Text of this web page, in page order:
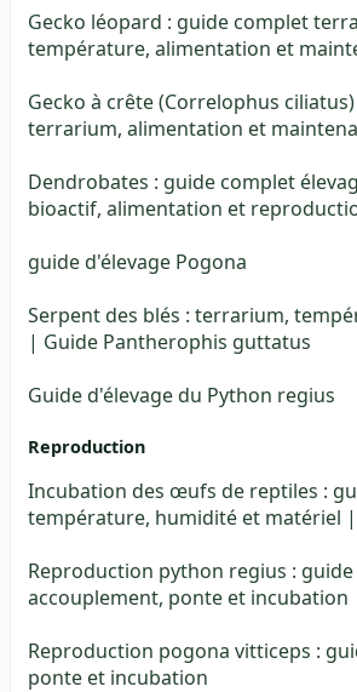
Gecko léopard : guide complet
température, alimentation et
Gecko à crête (Correlophus
terrarium, alimentation et
Dendrobates : guide complet
bioactif, alimentation et
guide d'élevage Pogona
Serpent des blés : terrarium,
| Guide Pantherophis guttatus
Guide d'élevage du Python regius
Reproduction
Incubation des œufs de reptiles :
température, humidité et matériel
Reproduction python regius :
accouplement, ponte et incubation
Reproduction pogona vitticeps :
ponte et incubation